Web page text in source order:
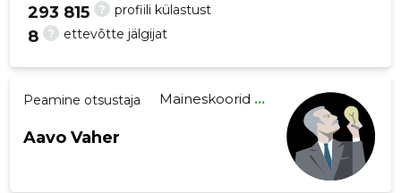
? profiili külastust
293 815
? ettevõtte jälgijat
8
Peamine otsustaja
Aavo Vaher
Maineskoorid ...